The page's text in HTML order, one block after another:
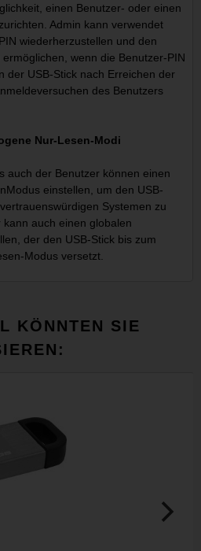
einen Benutzer- oder einen
Admin kann verwendet
wiederherzustellen und den
wenn die Benutzer-PIN
der USB-Stick nach Erreichen der
des Benutzers
Nur-Lesen-Modi
auch der Benutzer können einen
einstellen, um den USB-
Systemen zu
auch einen globalen
der den USB-Stick bis zum
Modus versetzt.
KÖNNTEN SIE